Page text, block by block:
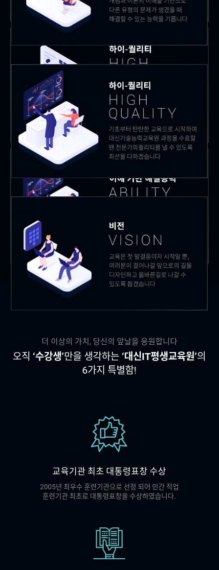
더 이상의 가치, 당신의 앞날을 응원합니다
오직 ‘수강생’만을 생각하는 ‘대신IT평생교육원’의
6가지 특별함!
교육기관 최초 대통령표창 수상
2005년 최우수 훈련기관으로 선정 되어 민간 직업
훈련기관 최초로 대통령표창을 수상하였습니다.